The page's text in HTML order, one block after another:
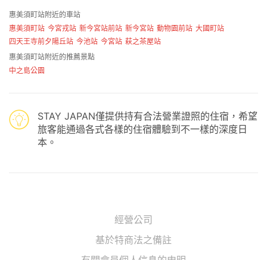
惠美須町站附近的車站
惠美須町站 今宮戎站 新今宮站前站 新今宮站 動物園前站 大國町站
四天王寺前夕陽丘站 今池站 今宮站 萩之茶屋站
惠美須町站附近的推薦景點
中之島公園
STAY JAPAN僅提供持有合法營業證照的住宿，希望
旅客能通過各式各樣的住宿體驗到不一樣的深度日
本。
經營公司
基於特商法之備註